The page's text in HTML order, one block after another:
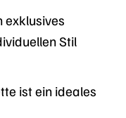
exklusives
Stil
ist ein ideales